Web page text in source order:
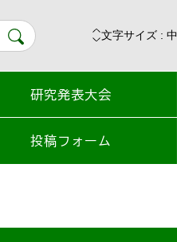
研究発表大会
投稿フォーム